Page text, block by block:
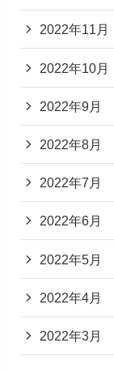
2022年11月
2022年10月
2022年9月
2022年8月
2022年7月
2022年6月
2022年5月
2022年4月
2022年3月